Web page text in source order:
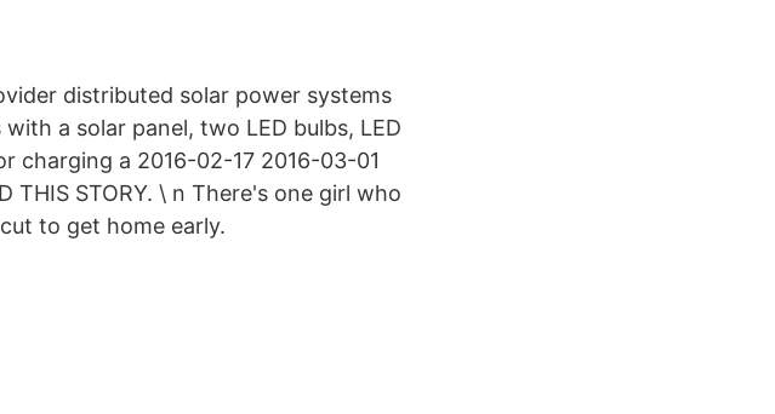
distributed solar power systems
a solar panel, two LED bulbs, LED
charging a 2016-02-17 2016-03-01
THIS STORY. \ n There's one girl who
to get home early.